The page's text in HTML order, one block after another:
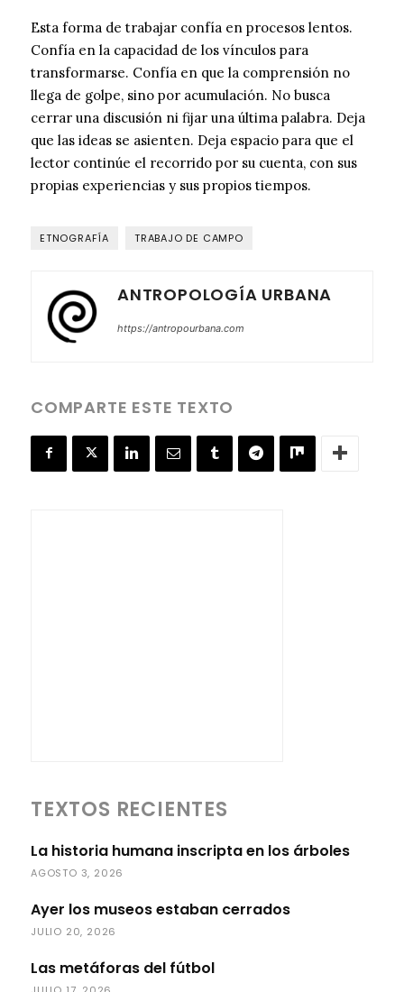
Esta forma de trabajar confía en procesos lentos.
Confía en la capacidad de los vínculos para
transformarse. Confía en que la comprensión no
llega de golpe, sino por acumulación. No busca
cerrar una discusión ni fijar una última palabra. Deja
que las ideas se asienten. Deja espacio para que el
lector continúe el recorrido por su cuenta, con sus
propias experiencias y sus propios tiempos.
ETNOGRAFÍA TRABAJO DE CAMPO
ANTROPOLOGÍA URBANA
https://antropourbana.com
COMPARTE ESTE TEXTO
TEXTOS RECIENTES
La historia humana inscripta en los árboles
AGOSTO 3, 2026
Ayer los museos estaban cerrados
JULIO 20, 2026
Las metáforas del fútbol